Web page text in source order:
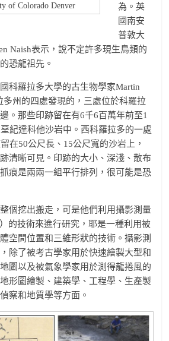
of Colorado Denver
為。英
國南安
普敦大
Naish表示，說不定許多現生鳥類的
恐龍祖先。
科羅拉多大學的古生物學家Martin
多州的四處發現的，三處位於科羅拉
。那些印跡留在有6千6百萬年前至1
紀達科他沙岩中。西科羅拉多的一處
在50公尺長、15公尺寬的沙岩上，
清晰可見。印跡的大小、深淺、散布
痕是兩兩一組平行排列，很可能是恐
個挖出搬走，可是他們利用攝影測量
的技術來進行研究，耶是一種利用被
空間位置和三維形狀的技術。攝影測
除了被考古學家用於快速繪製大型和
圖以及被氣象學家用於測得龍捲風的
形圖繪製、建築學、工程學、生產製
察和地質學等方面。